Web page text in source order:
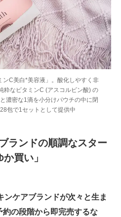
ンC美白*美容液」。酸化しやすく非
粋なビタミンC (アスコルビン酸) の
濃密な1滴を小分けパウチの中に閉
包で1セットとして提供中
ランドの順調なスター
買い」
ンケアブランドが次々と生ま
の段階から即完売するな